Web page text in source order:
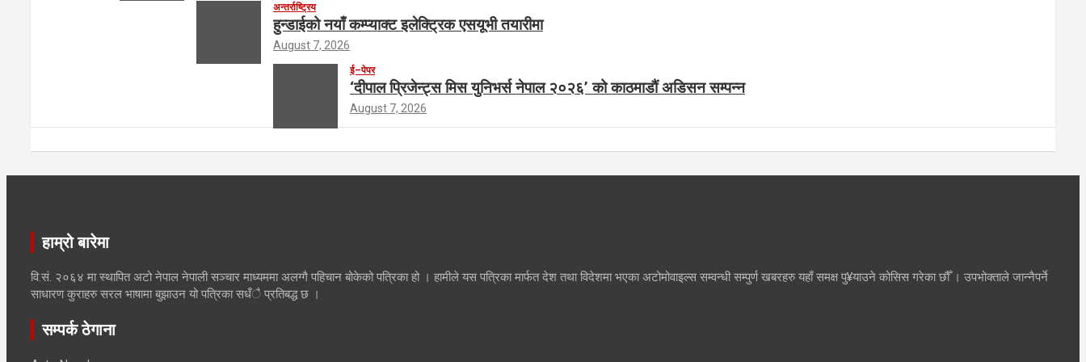
अन्तर्राष्ट्रिय
हुन्डाईको नयाँ कम्प्याक्ट इलेक्ट्रिक एसयूभी तयारीमा
August 7, 2026
ई–पेपर
‘दीपाल प्रिजेन्ट्स मिस युनिभर्स नेपाल २०२६’ को काठमाडौं अडिसन सम्पन्न
August 7, 2026
हाम्रो बारेमा
वि.सं. २०६४ मा स्थापित अटो नेपाल नेपाली सञ्चार माध्यममा अलग्गै पहिचान बोकेको पत्रिका हो । हामीले यस पत्रिका मार्फत देश तथा विदेशमा भएका अटोमोवाइल्स सम्वन्धी सम्पुर्ण खबरहरु यहाँ समक्ष पु¥याउने कोसिस गरेका छौँ । उपभोक्ताले जान्नैपर्ने
साधारण कुराहरु सरल भाषामा बुझाउन यो पत्रिका सधँै प्रतिबद्ध छ ।
सम्पर्क ठेगाना